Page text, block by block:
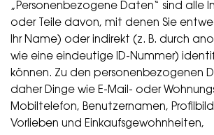
„Personenbezogene Daten“ sind alle
oder Teile davon, mit denen Sie
Ihr Name) oder indirekt (z. B. durch
wie eine eindeutige ID-Nummer)
können. Zu den personenbezogenen
daher Dinge wie E-Mail- oder
Mobiltelefon, Benutzernamen,
Vorlieben und Einkaufsgewohnheiten,